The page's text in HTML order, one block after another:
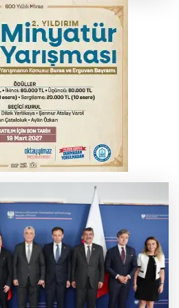
mı?
Genel Başkanı Özel'den
yorumu
döviz fiyatları
altın fiyatları...